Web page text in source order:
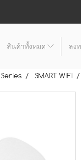
สินค้าทั้งหมด ลง
SMART WIFI